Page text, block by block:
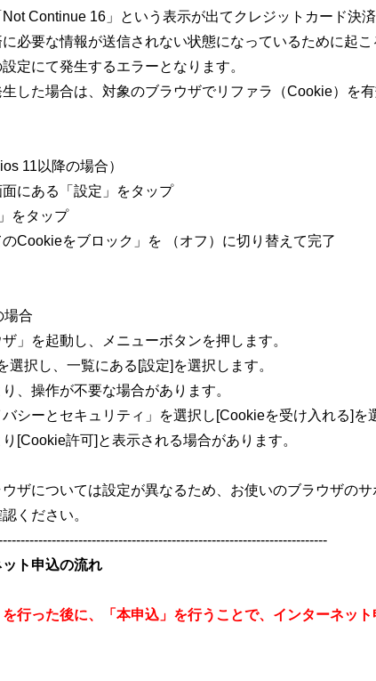
Continue 16」という表示が出てクレジットカード決
必要な情報が送信されない状態になっているために起こ
定にて発生するエラーとなります。
した場合は、対象のブラウザでリファラ（Cookie）を
11以降の場合）
にある「設定」をタップ
をタップ
Cookieをブロック」を （オフ）に切り替えて完了
場合
」を起動し、メニューボタンを押します。
択し、一覧にある[設定]を選択します。
、操作が不要な場合があります。
シーとセキュリティ」を選択し[Cookieを受け入れる]を
[Cookie許可]と表示される場合があります。
ザについては設定が異なるため、お使いのブラウザのサ
ください。
ト申込の流れ
を行った後に、「本申込」を行うことで、インターネット